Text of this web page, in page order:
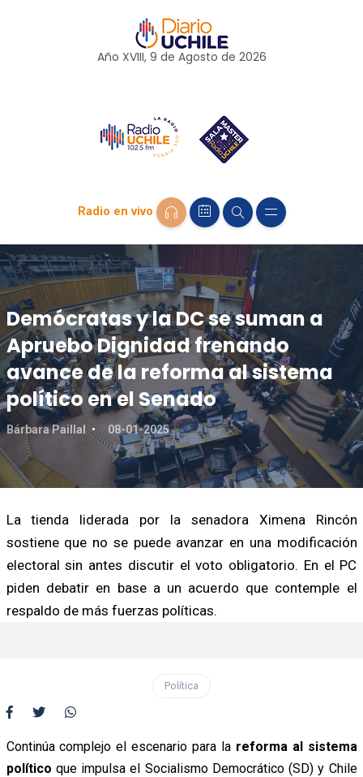
Año XVIII, 9 de Agosto de 2026
Radio en vivo
Demócratas y la DC se suman a
Apruebo Dignidad frenando
avance de la reforma al sistema
político en el Senado
Bárbara Paillal 08-01-2025
La tienda liderada por la senadora Ximena Rincón
sostiene que no se puede avanzar en una modificación
electoral sin antes discutir el voto obligatorio. En el PC
piden debatir en base a un acuerdo que contemple el
respaldo de más fuerzas políticas.
Política
Continúa complejo el escenario para la reforma al sistema
político que impulsa el Socialismo Democrático (SD) y Chile